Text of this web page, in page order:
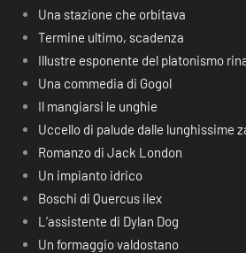
Una stazione che orbitava
Termine ultimo, scadenza
Illustre esponente del platonismo
Una commedia di Gogol
Il mangiarsi le unghie
Uccello di palude dalle lunghissime
Romanzo di Jack London
Un impianto idrico
Boschi di Quercus ilex
L’assistente di Dylan Dog
Un formaggio valdostano